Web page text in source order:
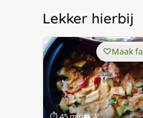
Lekker hierbij
Maak